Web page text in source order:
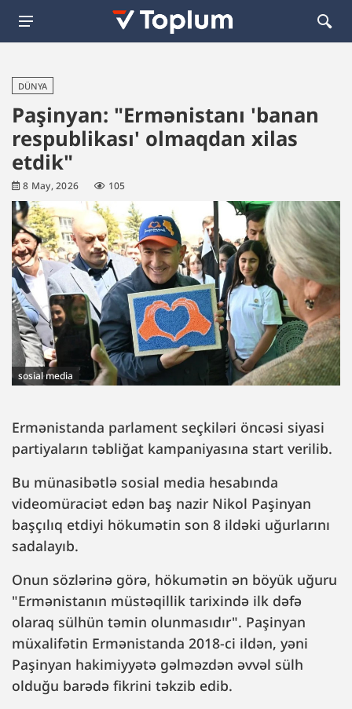
DÜNYA
Paşinyan: "Ermənistanı 'banan
respublikası' olmaqdan xilas
etdik"
8 May, 2026 105
sosial media
Ermənistanda parlament seçkiləri öncəsi siyasi
partiyaların təbliğat kampaniyasına start verilib.
Bu münasibətlə sosial media hesabında
videomüraciət edən baş nazir Nikol Paşinyan
başçılıq etdiyi hökumətin son 8 ildəki uğurlarını
sadalayıb.
Onun sözlərinə görə, hökumətin ən böyük uğuru
"Ermənistanın müstəqillik tarixində ilk dəfə
olaraq sülhün təmin olunmasıdır". Paşinyan
müxalifətin Ermənistanda 2018-ci ildən, yəni
Paşinyan hakimiyyətə gəlməzdən əvvəl sülh
olduğu barədə fikrini təkzib edib.